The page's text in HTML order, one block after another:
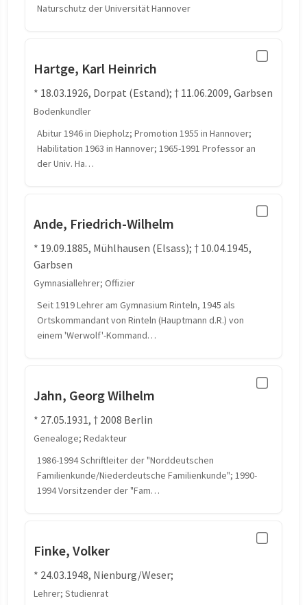
Naturschutz der Universität Hannover
Hartge, Karl Heinrich
* 18.03.1926, Dorpat (Estand); † 11.06.2009, Garbsen
Bodenkundler
Abitur 1946 in Diepholz; Promotion 1955 in Hannover;
Habilitation 1963 in Hannover; 1965-1991 Professor an
der Univ. Ha…
Ande, Friedrich-Wilhelm
* 19.09.1885, Mühlhausen (Elsass); † 10.04.1945,
Garbsen
Gymnasiallehrer; Offizier
Seit 1919 Lehrer am Gymnasium Rinteln, 1945 als
Ortskommandant von Rinteln (Hauptmann d.R.) von
einem 'Werwolf'-Kommand…
Jahn, Georg Wilhelm
* 27.05.1931, † 2008 Berlin
Genealoge; Redakteur
1986-1994 Schriftleiter der "Norddeutschen
Familienkunde/Niederdeutsche Familienkunde"; 1990-
1994 Vorsitzender der "Fam…
Finke, Volker
* 24.03.1948, Nienburg/Weser;
Lehrer; Studienrat